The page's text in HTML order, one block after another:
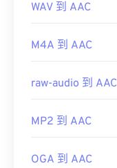
WAV 到 AAC
M4A 到 AAC
raw-audio 到 AAC
MP2 到 AAC
OGA 到 AAC